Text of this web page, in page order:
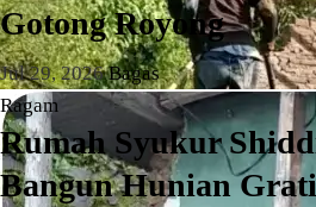
Gotong Royong
Jul 29, 2026Bagas
Ragam
Rumah Syukur
Bangun Hunian